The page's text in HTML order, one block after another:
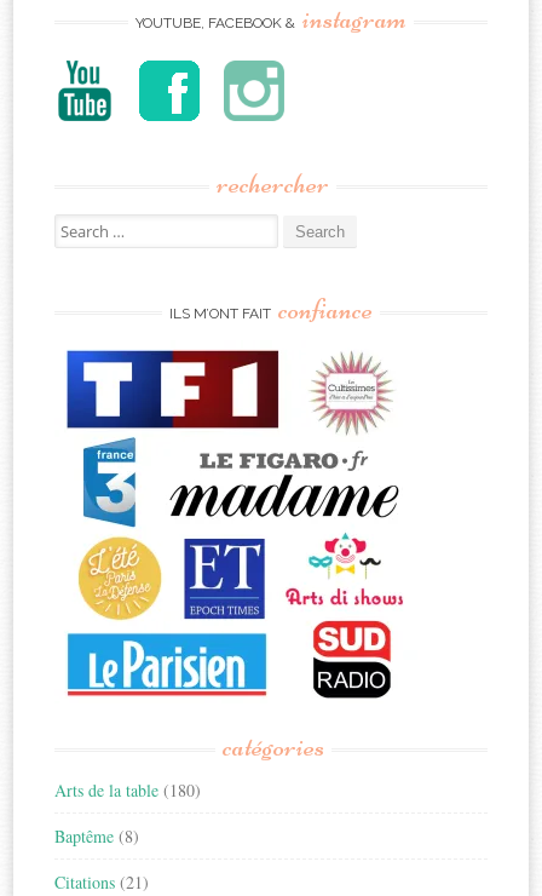
YOUTUBE, FACEBOOK & instagram
rechercher
Search
for:
ILS M’ONT FAIT confiance
catégories
Arts de la table (180)
Baptême (8)
Citations (21)